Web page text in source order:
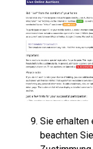
Sie erhalten
beachten